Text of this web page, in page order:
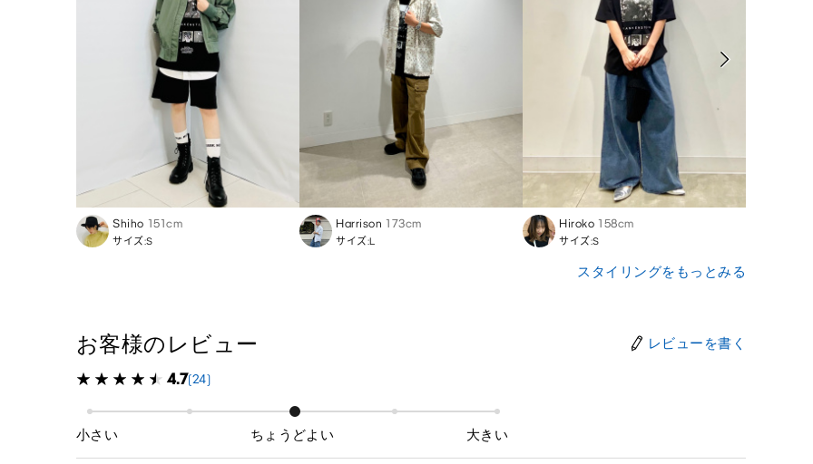
Shiho 151cm
サイズ:S
Harrison 173cm
サイズ:L
Hiroko 158cm
サイズ:S
スタイリングをもっとみる
お客様のレビュー レビューを書く
4.7(24)
小さい ちょうどよい 大きい